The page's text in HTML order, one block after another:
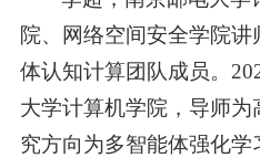
院、网络空间安全学院
体认知计算团队成员。
大学计算机学院，导师
究方向为多智能体强化